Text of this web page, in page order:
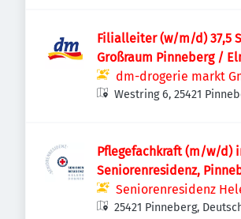
Filialleiter (w/m/d) 37,5
Großraum Pinneberg /
dm-drogerie markt
Westring 6, 25421
Pflegefachkraft (m/w/d)
Seniorenresidenz,
Seniorenresidenz
25421 Pinneberg,